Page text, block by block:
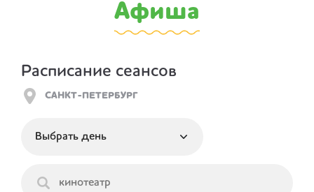
Афиша
Расписание сеансов